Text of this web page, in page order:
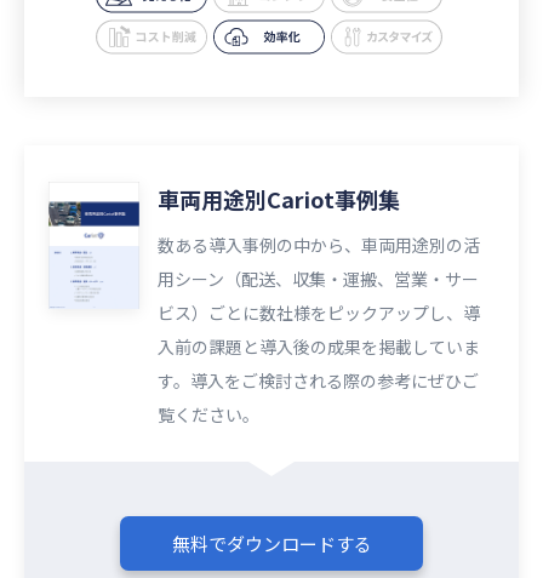
車両用途別Cariot事例集
数ある導入事例の中から、車両用途別の活
用シーン（配送、収集・運搬、営業・サー
ビス）ごとに数社様をピックアップし、導
入前の課題と導入後の成果を掲載していま
す。導入をご検討される際の参考にぜひご
覧ください。​​
無料でダウンロードする